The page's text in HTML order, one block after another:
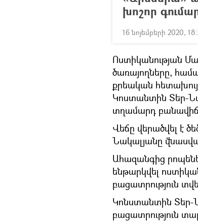
խոշոր
16 նոյեմբերի 2020,
Ոստիկանության
ծառայողները,
քրեական
Կոստանտին Տեր-
տղամարդ
Վեճը վերածվել է
Նակալյանը
Ահազանգից
ենթարկվել
բացատրություն
Կոնստանտին Տեր-
բացատրություն